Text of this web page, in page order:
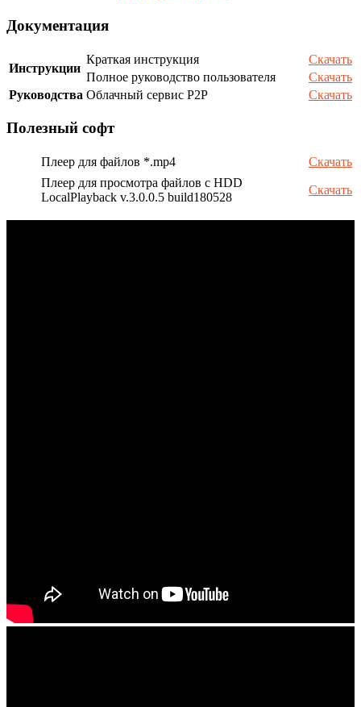
Документация
Инструкции
Краткая инструкция
Скачать
Полное руководство пользователя
Скачать
Руководства Облачный сервис P2P Скачать
Полезный софт
Плеер для файлов *.mp4
Скачать
Плеер для просмотра файлов с HDD
LocalPlayback v.3.0.0.5 build180528
Скачать